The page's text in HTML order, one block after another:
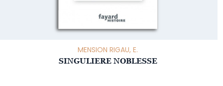
MENSION RIGAU, E.
SINGULIERE NOBLESSE